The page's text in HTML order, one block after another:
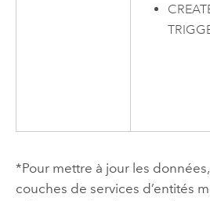
*Pour mettre à jour les
couches de services d’entités